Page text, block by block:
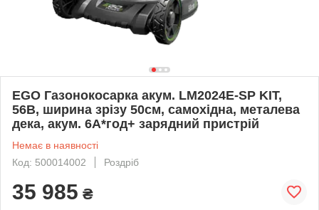
EGO Газонокосарка акум. LM2024E-SP KIT,
56В, ширина зрізу 50см, самохідна, металева
дека, акум. 6А*год+ зарядний пристрій
Немає в наявності
Код: 500014002
Роздріб
35 985 ₴